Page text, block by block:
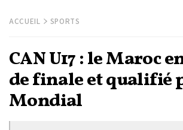
ACCUEIL SPORTS
CAN U17 : le Maroc
de finale et qualifié
Mondial